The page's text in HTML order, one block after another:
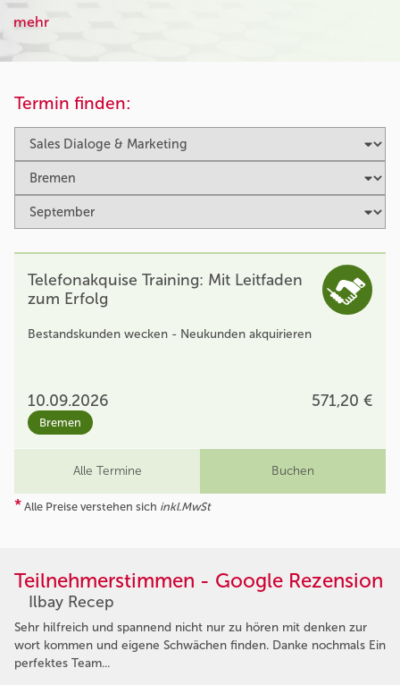
mehr
Termin finden:
Telefonakquise Training: Mit Leitfaden
zum Erfolg
Bestandskunden wecken - Neukunden akquirieren
10.09.2026 571,20 €
Bremen
Alle Termine Buchen
* Alle Preise verstehen sich inkl.MwSt
Teilnehmerstimmen - Google Rezension
Ilbay Recep
Sehr hilfreich und spannend nicht nur zu hören mit denken zur
wort kommen und eigene Schwächen finden. Danke nochmals Ein
perfektes Team...